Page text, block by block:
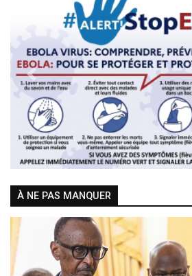
Previous
À NE PAS MANQUER